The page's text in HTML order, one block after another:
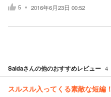
5 2016年6月23日 00:52
Saidaさんの他のおすすめレビュー 4
スルスル入ってくる素敵な短編！